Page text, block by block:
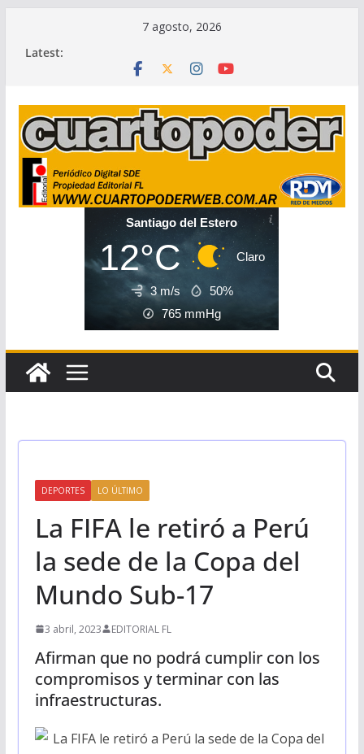
7 agosto, 2026
Latest:
Santiago del Estero
12°C Claro
3 m/s
50%
765 mmHg
DEPORTES LO ÚLTIMO
La FIFA le retiró a Perú
la sede de la Copa del
Mundo Sub-17
3 abril, 2023 EDITORIAL FL
Afirman que no podrá cumplir con los
compromisos y terminar con las
infraestructuras.